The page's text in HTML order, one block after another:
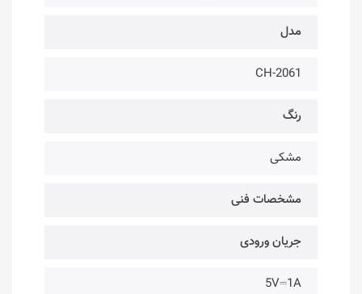
مدل
CH-2061
رنگ
مشکی
مشخصات فنی
جریان ورودی
5V⎓1A